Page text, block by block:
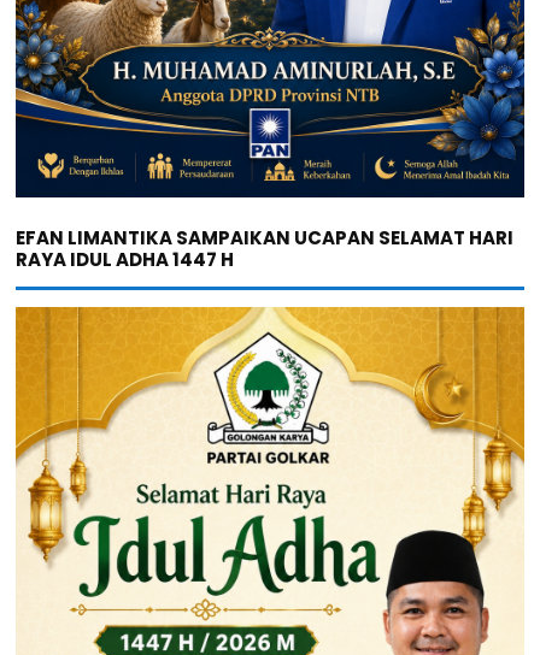
EFAN LIMANTIKA SAMPAIKAN UCAPAN SELAMAT HARI
RAYA IDUL ADHA 1447 H